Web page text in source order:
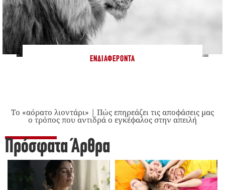
ΕΝΔΙΑΦΈΡΟΝΤΑ
Το «αόρατο λιοντάρι» | Πώς επηρεάζει τις αποφάσεις μας
ο τρόπος που αντιδρά ο εγκέφαλος στην απειλή
Πρόσφατα Άρθρα